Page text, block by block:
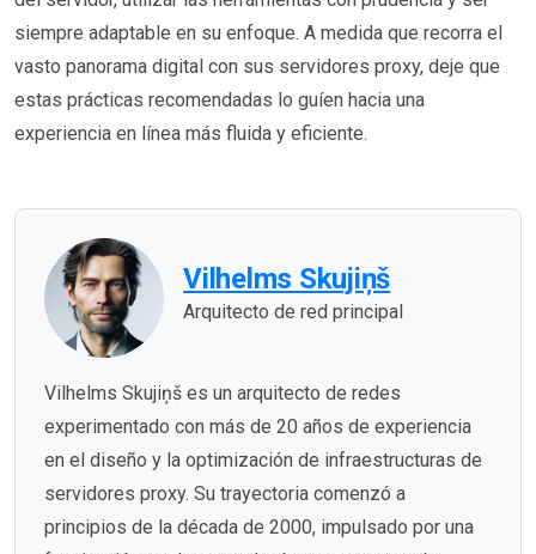
siempre adaptable en su enfoque. A medida que recorra el
vasto panorama digital con sus servidores proxy, deje que
estas prácticas recomendadas lo guíen hacia una
experiencia en línea más fluida y eficiente.
Vilhelms Skujiņš
Arquitecto de red principal
Vilhelms Skujiņš es un arquitecto de redes
experimentado con más de 20 años de experiencia
en el diseño y la optimización de infraestructuras de
servidores proxy. Su trayectoria comenzó a
principios de la década de 2000, impulsado por una